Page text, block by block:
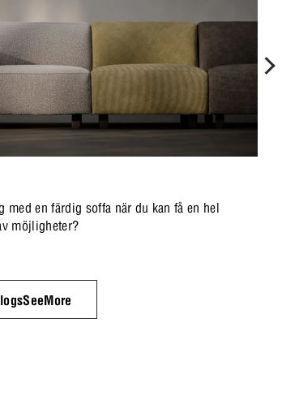
med en färdig soffa när du kan få en hel
möjligheter?